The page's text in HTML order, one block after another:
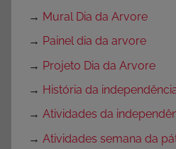
→ Mural Dia da Arvore
→ Painel dia da arvore
→ Projeto Dia da Arvore
→ História da
→ Atividades da
→ Atividades semana da